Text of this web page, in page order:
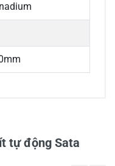
tự động Sata